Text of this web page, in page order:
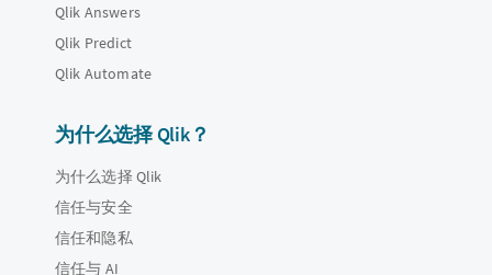
Qlik Answers
Qlik Predict
Qlik Automate
为什么选择 Qlik？
为什么选择 Qlik
信任与安全
信任和隐私
信任与 AI